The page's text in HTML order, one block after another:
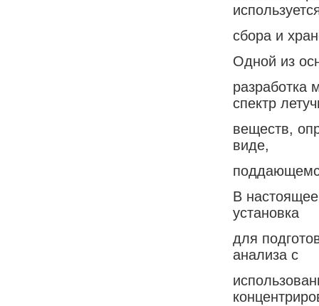
сбора и
Одной из
разработка
спектр
веществ,
виде,
В
установка
для
анализа с